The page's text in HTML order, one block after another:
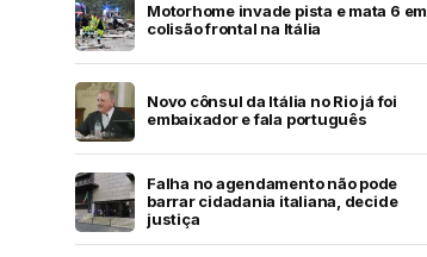
Motorhome invade pista e mata 6 em
colisão frontal na Itália
Novo cônsul da Itália no Rio já foi
embaixador e fala português
Falha no agendamento não pode
barrar cidadania italiana, decide
justiça